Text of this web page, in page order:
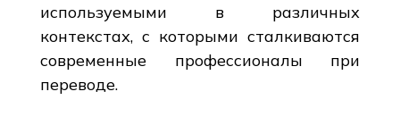
используемыми в различных
контекстах, с которыми сталкиваются
современные профессионалы при
переводе.